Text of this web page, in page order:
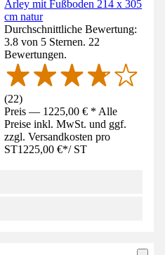
Arley mit Fußboden 214 x 305
cm natur
Durchschnittliche Bewertung:
3.8 von 5 Sternen. 22
Bewertungen.
(22)
Preis — 1225,00 € * Alle
Preise inkl. MwSt. und ggf.
zzgl. Versandkosten pro
ST1225,00 €*/ ST